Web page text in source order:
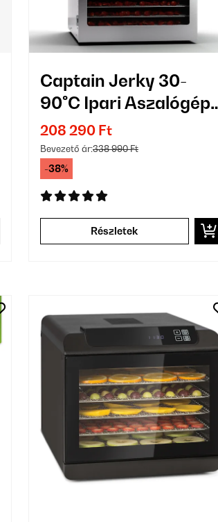
Captain Jerky 30-
90°C Ipari Aszalógép
20 Tálcás Ezüst
208 290 Ft
Bevezető ár:338 990 Ft
-38%
Részletek